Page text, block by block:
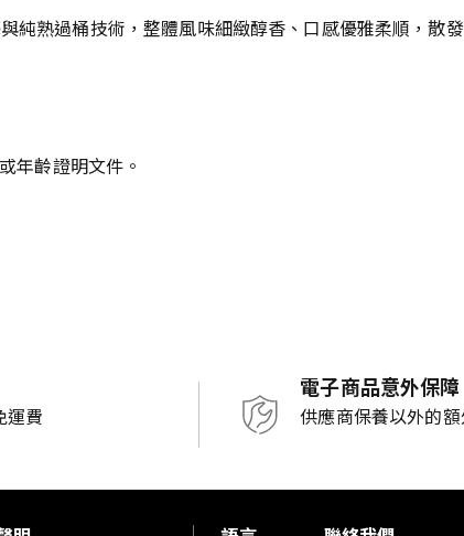
熟過桶技術，整體風味細緻醇香、口感優雅柔順，散
年齡證明文件。
運費
電子商品意外保障
供應商保養以外的